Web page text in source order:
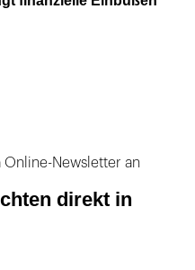
Newsletter an
direkt in